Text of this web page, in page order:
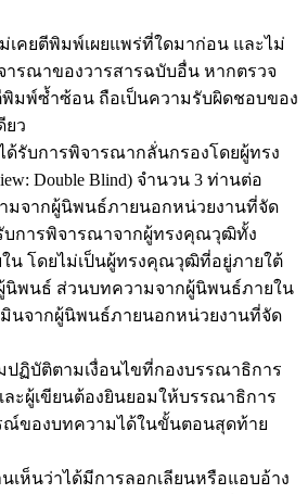
เคยตีพิมพ์เผยแพร่ที่ใดมาก่อน และไม่
ารณาของวารสารฉบับอื่น หากตรวจ
มพ์ซ้ำซ้อน ถือเป็นความรับผิดชอบของ
ยว
ด้รับการพิจารณากลั่นกรองโดยผู้ทรง
Double Blind) จำนวน 3 ท่านต่อ
มจากผู้นิพนธ์ภายนอกหน่วยงานที่จัด
บการพิจารณาจากผู้ทรงคุณวุฒิทั้ง
น โดยไม่เป็นผู้ทรงคุณวุฒิที่อยู่ภายใต้
นิพนธ์ ส่วนบทความจากผู้นิพนธ์ภายใน
มินจากผู้นิพนธ์ภายนอกหน่วยงานที่จัด
ปฏิบัติตามเงื่อนไขที่กองบรรณาธิการ
ะผู้เขียนต้องยินยอมให้บรรณาธิการ
ของบทความได้ในขั้นตอนสุดท้าย
เห็นว่าได้มีการลอกเลียนหรือแอบอ้าง